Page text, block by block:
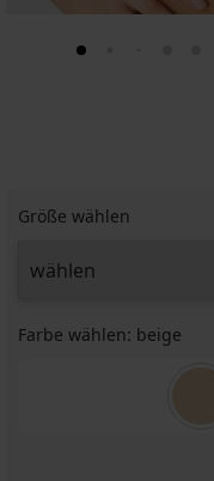
Größe wählen
Farbe wählen: beige